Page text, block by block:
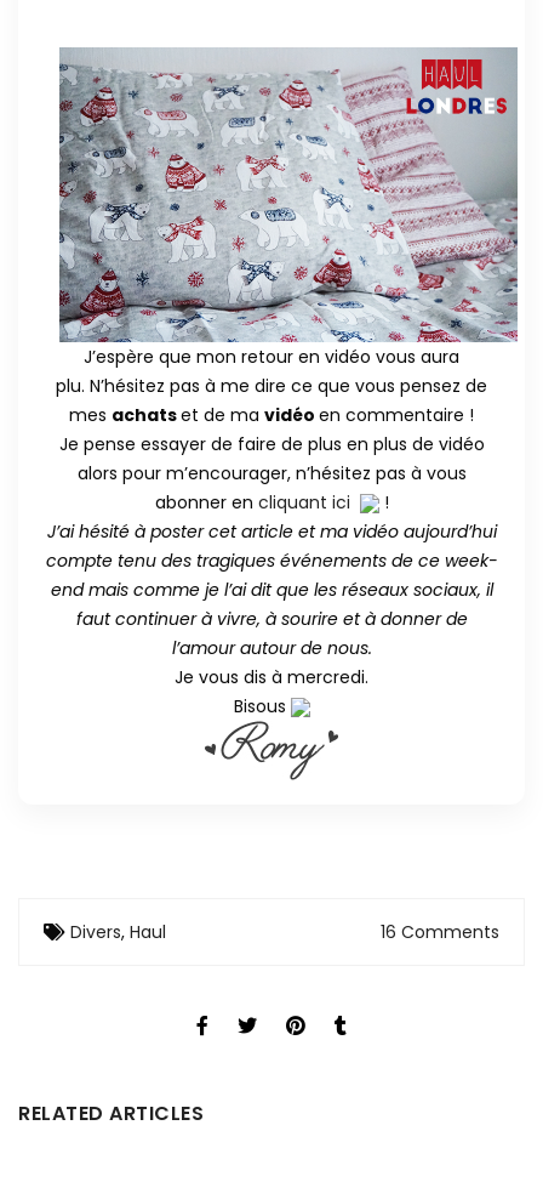
J’espère que mon retour en vidéo vous aura
plu. N’hésitez pas à me dire ce que vous pensez de
mes achatset de ma vidéo en commentaire !
Je pense essayer de faire de plus en plus de vidéo
alors pour m’encourager, n’hésitez pas à vous
abonner en cliquant ici
!
J’ai hésité à poster cet article et ma vidéo aujourd’hui
compte tenu des tragiques événements de ce week-
end mais comme je l’ai dit que les réseaux sociaux, il
faut continuer à vivre, à sourire et à donner de
l’amour autour de nous.
Je vous dis à mercredi.
Bisous
Divers, Haul 16 Comments
RELATED ARTICLES